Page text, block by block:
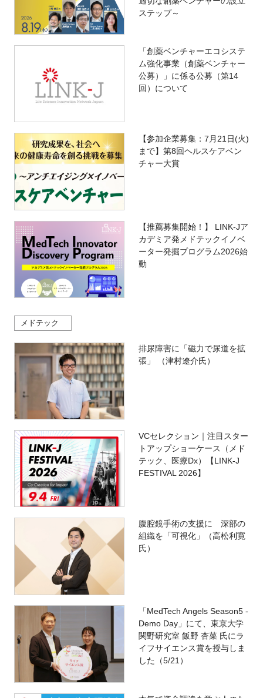
ステップ～
「創薬ベンチャーエコシステ
ム強化事業（創薬ベンチャー
公募）」に係る公募（第14
回）について
【参加企業募集：7月21日(火)
まで】第8回ヘルスケアベン
チャー大賞
【推薦募集開始！】 LINK-Jア
カデミア発メドテックイノベ
ーター発掘プログラム2026始
動
メドテック
排尿障害に「磁力で尿道を拡
張」 （津村遼介氏）
VCセレクション｜注目スター
トアップショーケース（メド
テック、医療Dx）【LINK-J
FESTIVAL 2026】
腹腔鏡手術の支援に 深部の
組織を「可視化」（高松利寛
氏）
「MedTech Angels Season5 -
Demo Day」にて、東京大学
関野研究室 飯野 杏菜 氏にラ
イフサイエンス賞を授与しま
した（5/21）